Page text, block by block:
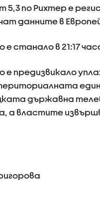
5,3 по Рихтер е
данните в
станало в 21:17
предизвикало
държавна
а властите